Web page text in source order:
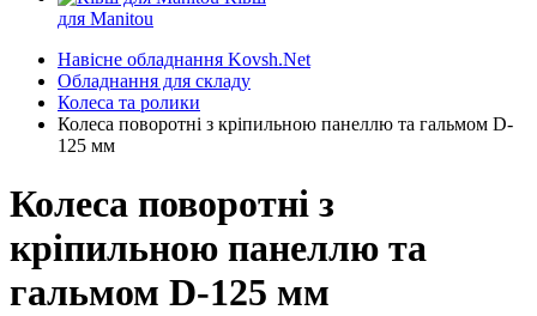
для Manitou
Навісне обладнання Kovsh.Net
Обладнання для складу
Колеса та ролики
Колеса поворотні з кріпильною панеллю та гальмом D-
125 мм
Колеса поворотні з
кріпильною панеллю та
гальмом D-125 мм